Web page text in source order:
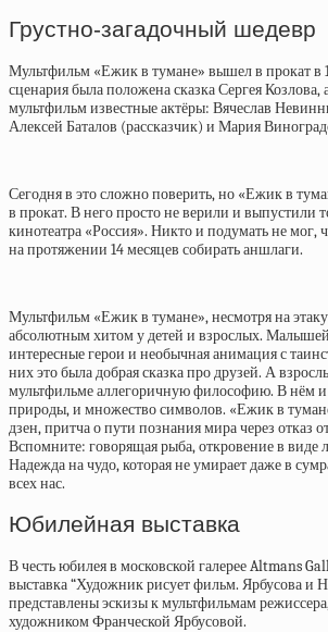
Грустно-загадочный шедевр
Мультфильм «Ежик в тумане» вышел в прокат в
сценария была положена сказка Сергея Козлова,
мультфильм известные актёры: Вячеслав
Алексей Баталов (рассказчик) и Мария
Сегодня в это сложно поверить, но «Ежик в
в прокат. В него просто не верили и выпустили
кинотеатра «Россия». Никто и подумать не мог,
на протяжении 14 месяцев собирать аншлаги.
Мультфильм «Ежик в тумане», несмотря на
абсолютным хитом у детей и взрослых.
интересные герои и необычная анимация с
них это была добрая сказка про друзей. А
мультфильме аллегоричную философию. В нём
природы, и множество символов. «Ежик в
дзен, притча о пути познания мира через отказ
Вспомните: говорящая рыба, откровение в виде
Надежда на чудо, которая не умирает даже в
всех нас.
Юбилейная выставка
В честь юбилея в московской галерее Altmans
выставка “Художник рисует фильм. Ярбусова и
представлены эскизы к мультфильмам
художником Франческой Ярбусовой.